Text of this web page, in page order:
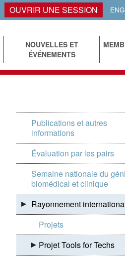
OUVRIR UNE SESSION
NOUVELLES ET
ÉVÉNEMENTS
Publications et autres
informations
Évaluation par les pairs
Semaine nationale du
biomédical et clinique
Rayonnement
Projets
Projet Tools for Techs